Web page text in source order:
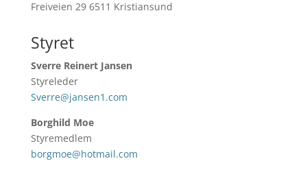
Freiveien 29 6511 Kristiansund
Styret
Sverre Reinert Jansen
Styreleder
Sverre@jansen1.com
Borghild Moe
Styremedlem
borgmoe@hotmail.com